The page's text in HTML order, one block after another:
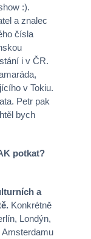
:).
a znalec
čísla
i v ČR.
v Tokiu.
Petr pak
bych
potkat?
a
Konkrétně
Londýn,